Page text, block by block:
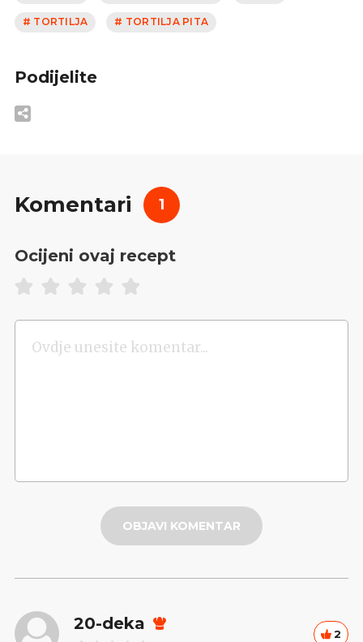
# TORTILJA # TORTILJA PITA
Podijelite
Komentari 1
Ocijeni ovaj recept
OBJAVI KOMENTAR
20-deka
2